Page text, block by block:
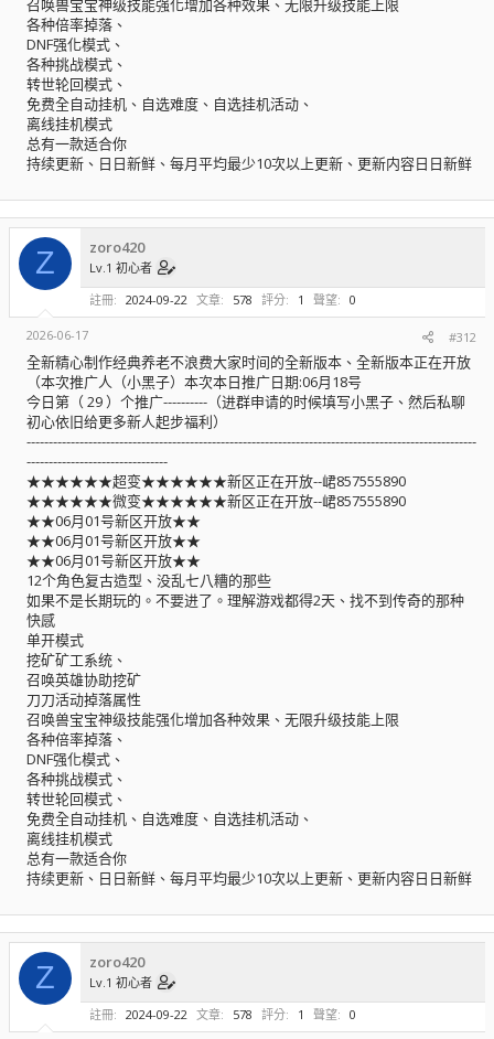
召唤兽宝宝神级技能强化增加各种效果、无限升级技能上限
各种倍率掉落、
DNF强化模式、
各种挑战模式、
转世轮回模式、
免费全自动挂机、自选难度、自选挂机活动、
离线挂机模式
总有一款适合你
持续更新、日日新鲜、每月平均最少10次以上更新、更新内容日日新鲜
Z zoro420
Lv.1 初心者
註冊
2024-09-22 文章 578 評分 1 聲望 0
2026-06-17 #312
全新精心制作经典养老不浪费大家时间的全新版本、全新版本正在开放
（本次推广人（小黑子）本次本日推广日期:06月18号
今日第（ 29 ）个推广----------（进群申请的时候填写小黑子、然后私聊
初心依旧给更多新人起步福利）
------------------------------------------------------------------------------------------------------
--------------------------------
★★★★★★超变★★★★★★新区正在开放--峮857555890
★★★★★★微变★★★★★★新区正在开放--峮857555890
★★06月01号新区开放★★
★★06月01号新区开放★★
★★06月01号新区开放★★
12个角色复古造型、没乱七八糟的那些
如果不是长期玩的。不要进了。理解游戏都得2天、找不到传奇的那种
快感
单开模式
挖矿矿工系统、
召唤英雄协助挖矿
刀刀活动掉落属性
召唤兽宝宝神级技能强化增加各种效果、无限升级技能上限
各种倍率掉落、
DNF强化模式、
各种挑战模式、
转世轮回模式、
免费全自动挂机、自选难度、自选挂机活动、
离线挂机模式
总有一款适合你
持续更新、日日新鲜、每月平均最少10次以上更新、更新内容日日新鲜
Z zoro420
Lv.1 初心者
註冊
2024-09-22 文章 578 評分 1 聲望 0